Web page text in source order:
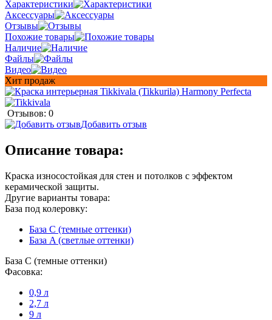
Характеристики
Аксессуары
Отзывы
Похожие товары
Наличие
Файлы
Видео
Хит продаж
Отзывов: 0
Добавить отзыв
Описание товара:
Краска износостойкая для стен и потолков с эффектом
керамической защиты.
Другие варианты товара:
База под колеровку:
База С (темные оттенки)
База A (светлые оттенки)
База С (темные оттенки)
Фасовка:
0,9 л
2,7 л
9 л